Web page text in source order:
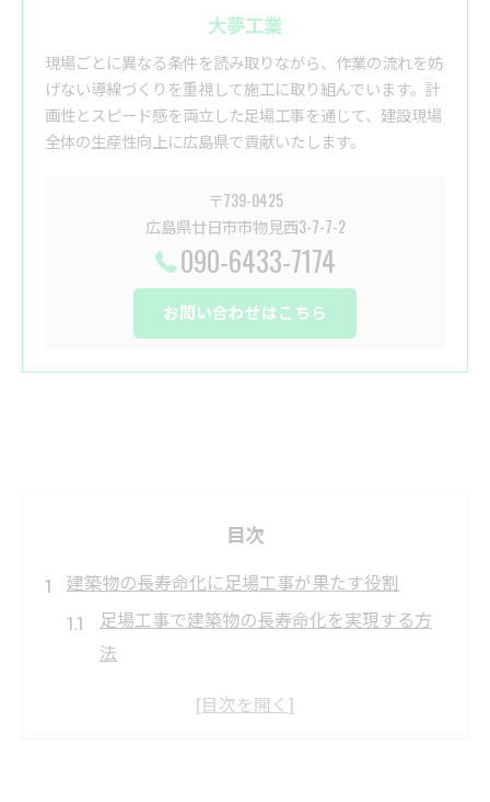
大夢工業
現場ごとに異なる条件を読み取りながら、作業の流れを妨
げない導線づくりを重視して施工に取り組んでいます。計
画性とスピード感を両立した足場工事を通じて、建設現場
全体の生産性向上に広島県で貢献いたします。
〒739-0425
広島県廿日市市物見西3-7-7-2
090-6433-7174
お問い合わせはこちら
目次
建築物の長寿命化に足場工事が果たす役割
足場工事で建築物の長寿命化を実現する方
法